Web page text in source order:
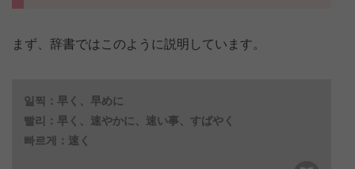
まず、辞書ではこのように説明しています。
일찍：早く、早めに
빨리：早く、速やかに、速い事、すばやく
빠르게：速く